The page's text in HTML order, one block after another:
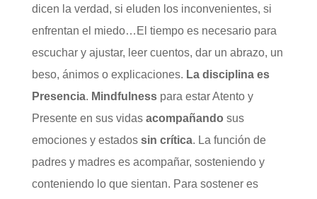
dicen la verdad, si eluden los inconvenientes, si
enfrentan el miedo…El tiempo es necesario para
escuchar y ajustar, leer cuentos, dar un abrazo, un
beso, ánimos o explicaciones. La disciplina es
Presencia. Mindfulnesspara estar Atento y
Presente en sus vidas acompañando sus
emociones y estados sin crítica. La función de
padres y madres es acompañar, sosteniendo y
conteniendo lo que sientan. Para sostener es